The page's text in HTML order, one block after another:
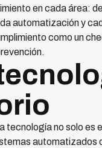
en cada área:
automatización y
como un
tecnología no solo es
automatizados